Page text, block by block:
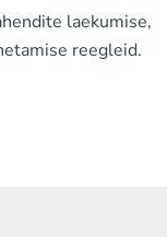
laekumise,
reegleid.